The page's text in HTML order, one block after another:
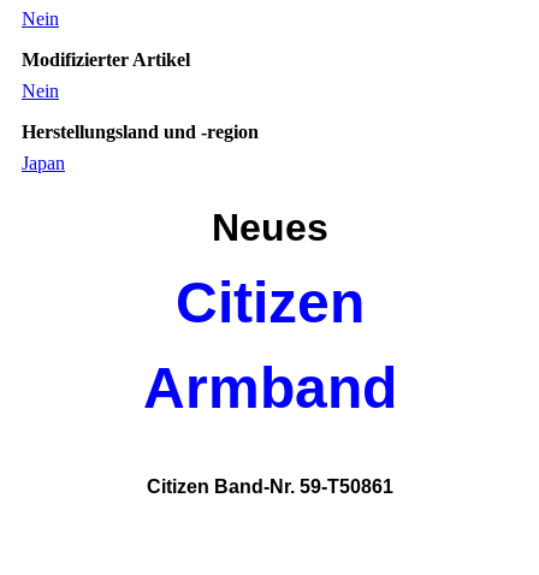
Nein
Modifizierter Artikel
Nein
Herstellungsland und -region
Japan
Neues
Citizen
Armband
Citizen Band-Nr. 59-T50861